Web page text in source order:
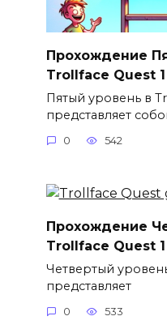
Прохождение
Trollface Quest 1
Пятый уровень в
представляет
0 542
Прохождение
Trollface Quest 1
Четвертый
представляет
0 533